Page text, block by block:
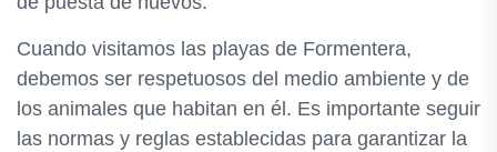
Cuando visitamos las playas de Formentera,
debemos ser respetuosos del medio ambiente y de
los animales que habitan en él. Es importante seguir
las normas y reglas establecidas para garantizar la